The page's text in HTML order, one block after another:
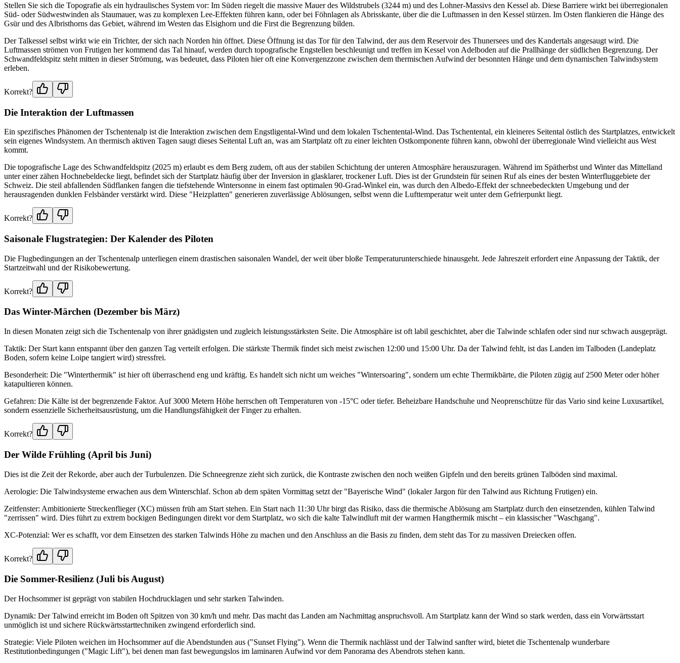
Stellen Sie sich die Topografie als ein hydraulisches System vor: Im Süden riegelt die massive Mauer des Wildstrubels (3244 m) und des Lohner-Massivs den Kessel ab. Diese Barriere wirkt bei überregionalen
Süd- oder Südwestwinden als Staumauer, was zu komplexen Lee-Effekten führen kann, oder bei Föhnlagen als Abrisskante, über die die Luftmassen in den Kessel stürzen. Im Osten flankieren die Hänge des
Gsür und des Albristhorns das Gebiet, während im Westen das Elsighorn und die First die Begrenzung bilden.
Der Talkessel selbst wirkt wie ein Trichter, der sich nach Norden hin öffnet. Diese Öffnung ist das Tor für den Talwind, der aus dem Reservoir des Thunersees und des Kandertals angesaugt wird. Die
Luftmassen strömen von Frutigen her kommend das Tal hinauf, werden durch topografische Engstellen beschleunigt und treffen im Kessel von Adelboden auf die Prallhänge der südlichen Begrenzung. Der
Schwandfeldspitz steht mitten in dieser Strömung, was bedeutet, dass Piloten hier oft eine Konvergenzzone zwischen dem thermischen Aufwind der besonnten Hänge und dem dynamischen Talwindsystem
erleben.
Korrekt?
Die Interaktion der Luftmassen
Ein spezifisches Phänomen der Tschentenalp ist die Interaktion zwischen dem Engstligental-Wind und dem lokalen Tschentental-Wind. Das Tschentental, ein kleineres Seitental östlich des Startplatzes, entwickelt
sein eigenes Windsystem. An thermisch aktiven Tagen saugt dieses Seitental Luft an, was am Startplatz oft zu einer leichten Ostkomponente führen kann, obwohl der überregionale Wind vielleicht aus West
kommt.
Die topografische Lage des Schwandfeldspitz (2025 m) erlaubt es dem Berg zudem, oft aus der stabilen Schichtung der unteren Atmosphäre herauszuragen. Während im Spätherbst und Winter das Mittelland
unter einer zähen Hochnebeldecke liegt, befindet sich der Startplatz häufig über der Inversion in glasklarer, trockener Luft. Dies ist der Grundstein für seinen Ruf als eines der besten Winterfluggebiete der
Schweiz. Die steil abfallenden Südflanken fangen die tiefstehende Wintersonne in einem fast optimalen 90-Grad-Winkel ein, was durch den Albedo-Effekt der schneebedeckten Umgebung und der
herausragenden dunklen Felsbänder verstärkt wird. Diese "Heizplatten" generieren zuverlässige Ablösungen, selbst wenn die Lufttemperatur weit unter dem Gefrierpunkt liegt.
Korrekt?
Saisonale Flugstrategien: Der Kalender des Piloten
Die Flugbedingungen an der Tschentenalp unterliegen einem drastischen saisonalen Wandel, der weit über bloße Temperaturunterschiede hinausgeht. Jede Jahreszeit erfordert eine Anpassung der Taktik, der
Startzeitwahl und der Risikobewertung.
Korrekt?
Das Winter-Märchen (Dezember bis März)
In diesen Monaten zeigt sich die Tschentenalp von ihrer gnädigsten und zugleich leistungsstärksten Seite. Die Atmosphäre ist oft labil geschichtet, aber die Talwinde schlafen oder sind nur schwach ausgeprägt.
Taktik: Der Start kann entspannt über den ganzen Tag verteilt erfolgen. Die stärkste Thermik findet sich meist zwischen 12:00 und 15:00 Uhr. Da der Talwind fehlt, ist das Landen im Talboden (Landeplatz
Boden, sofern keine Loipe tangiert wird) stressfrei.
Besonderheit: Die "Winterthermik" ist hier oft überraschend eng und kräftig. Es handelt sich nicht um weiches "Wintersoaring", sondern um echte Thermikbärte, die Piloten zügig auf 2500 Meter oder höher
katapultieren können.
Gefahren: Die Kälte ist der begrenzende Faktor. Auf 3000 Metern Höhe herrschen oft Temperaturen von -15°C oder tiefer. Beheizbare Handschuhe und Neoprenschütze für das Vario sind keine Luxusartikel,
sondern essenzielle Sicherheitsausrüstung, um die Handlungsfähigkeit der Finger zu erhalten.
Korrekt?
Der Wilde Frühling (April bis Juni)
Dies ist die Zeit der Rekorde, aber auch der Turbulenzen. Die Schneegrenze zieht sich zurück, die Kontraste zwischen den noch weißen Gipfeln und den bereits grünen Talböden sind maximal.
Aerologie: Die Talwindsysteme erwachen aus dem Winterschlaf. Schon ab dem späten Vormittag setzt der "Bayerische Wind" (lokaler Jargon für den Talwind aus Richtung Frutigen) ein.
Zeitfenster: Ambitionierte Streckenflieger (XC) müssen früh am Start stehen. Ein Start nach 11:30 Uhr birgt das Risiko, dass die thermische Ablösung am Startplatz durch den einsetzenden, kühlen Talwind
"zerrissen" wird. Dies führt zu extrem bockigen Bedingungen direkt vor dem Startplatz, wo sich die kalte Talwindluft mit der warmen Hangthermik mischt – ein klassischer "Waschgang".
XC-Potenzial: Wer es schafft, vor dem Einsetzen des starken Talwinds Höhe zu machen und den Anschluss an die Basis zu finden, dem steht das Tor zu massiven Dreiecken offen.
Korrekt?
Die Sommer-Resilienz (Juli bis August)
Der Hochsommer ist geprägt von stabilen Hochdrucklagen und sehr starken Talwinden.
Dynamik: Der Talwind erreicht im Boden oft Spitzen von 30 km/h und mehr. Das macht das Landen am Nachmittag anspruchsvoll. Am Startplatz kann der Wind so stark werden, dass ein Vorwärtsstart
unmöglich ist und sichere Rückwärtsstarttechniken zwingend erforderlich sind.
Strategie: Viele Piloten weichen im Hochsommer auf die Abendstunden aus ("Sunset Flying"). Wenn die Thermik nachlässt und der Talwind sanfter wird, bietet die Tschentenalp wunderbare
Restitutionbedingungen ("Magic Lift"), bei denen man fast bewegungslos im laminaren Aufwind vor dem Panorama des Abendrots stehen kann.